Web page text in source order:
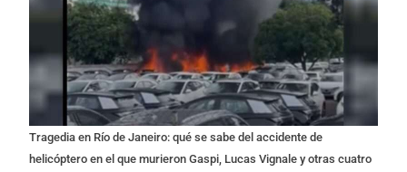
Tragedia en Río de Janeiro: qué se sabe del accidente de
helicóptero en el que murieron Gaspi, Lucas Vignale y otras cuatro